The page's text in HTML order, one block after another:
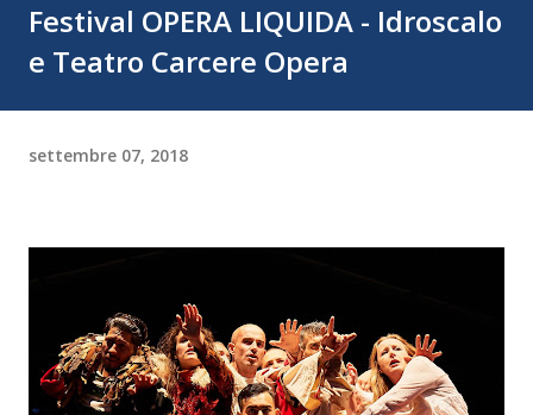
Festival OPERA LIQUIDA - Idroscalo
e Teatro Carcere Opera
settembre 07, 2018